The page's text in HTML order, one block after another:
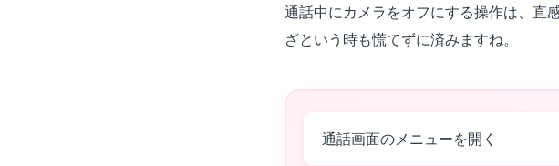
通話中にカメラをオフにする操作は、直
ざという時も慌てずに済みますね。
通話画面のメニューを開く